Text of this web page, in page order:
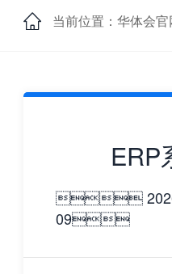
当前位置：华体会
ERP

09